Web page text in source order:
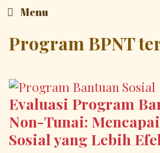
Skip
content
Menu
Program BPNT
Evaluasi Program
Non-Tunai:
Sosial yang Lebih